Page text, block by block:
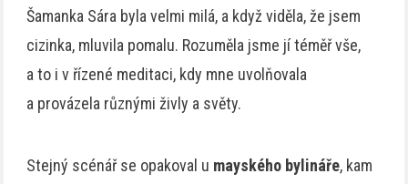
Šamanka Sára byla velmi milá, a když viděla, že jsem
cizinka, mluvila pomalu. Rozuměla jsme jí téměř vše,
a to i v řízené meditaci, kdy mne uvolňovala
a provázela různými živly a světy.
Stejný scénář se opakoval u mayského bylináře, kam